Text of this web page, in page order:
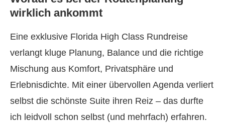
wirklich ankommt
Eine exklusive Florida High Class Rundreise
verlangt kluge Planung, Balance und die richtige
Mischung aus Komfort, Privatsphäre und
Erlebnisdichte. Mit einer übervollen Agenda verliert
selbst die schönste Suite ihren Reiz – das durfte
ich leidvoll schon selbst (und mehrfach) erfahren.